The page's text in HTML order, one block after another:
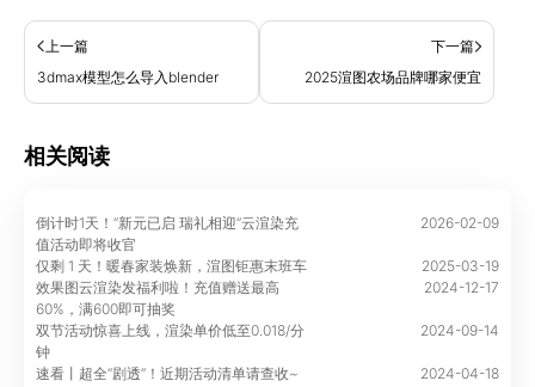
上一篇
3dmax模型怎么导入blender
下一篇
2025渲图农场品牌哪家便宜
相关阅读
倒计时1天！“新元已启 瑞礼相迎”云渲染充
值活动即将收官
2026-02-09
仅剩 1 天！暖春家装焕新，渲图钜惠末班车
2025-03-19
效果图云渲染发福利啦！充值赠送最高
60%，满600即可抽奖
2024-12-17
双节活动惊喜上线，渲染单价低至0.018/分
钟
2024-09-14
速看丨超全“剧透”！近期活动清单请查收~ 2024-04-18